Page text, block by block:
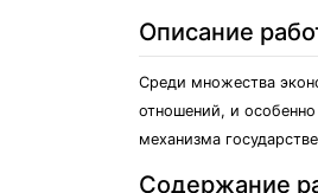
Описание
Среди множества
отношений, и
механизма
Содержание